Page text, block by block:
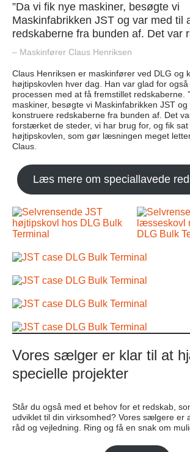
”Da vi fik nye maskiner, besøgte vi
Maskinfabrikken JST og var med til
redskaberne fra bunden af. Det var
– Maskinfører Claus Henriksen
Claus Henriksen er maskinfører ved DLG og
højtipskovlen hver dag. Han var glad for
processen med at få fremstillet redskaberne.
maskiner, besøgte vi Maskinfabrikken JST
konstruere redskaberne fra bunden af. Det
forstærket de steder, vi har brug for, og fik sat
højtipskovlen, som gør læsningen meget
Claus.
Læs mere om speciallavede
Vores sælger er klar til at
specielle projekter
Står du også med et behov for et redskab,
udviklet til din virksomhed? Vores sælgere er
råd og vejledning. Ring og få en snak om